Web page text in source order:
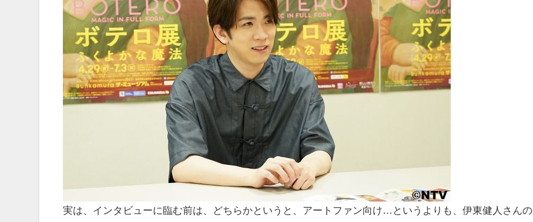
実は、インタビューに臨む前は、どちらかというと、アートファン向け…というよりも、伊東健人さんの